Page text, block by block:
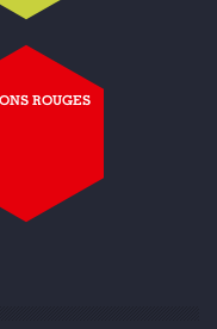
ROUGES